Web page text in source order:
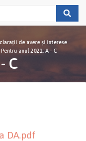
de avere și interese
Pentru anul 2021: A - C
C
DA.pdf